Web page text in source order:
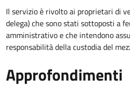
Il servizio è rivolto ai proprietari di
delega) che sono stati sottoposti a
amministrativo e che intendono
responsabilità della custodia del
Approfondimenti